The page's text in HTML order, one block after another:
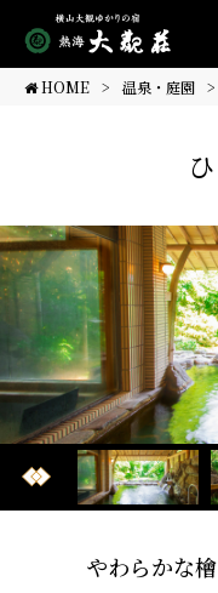
HOME 温泉・庭園
Prev
やわらかな